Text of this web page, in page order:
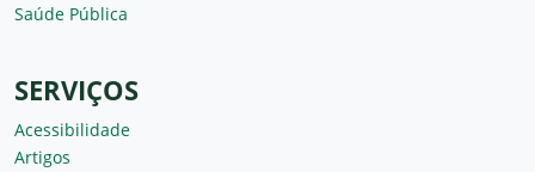
Saúde Pública
SERVIÇOS
Acessibilidade
Artigos